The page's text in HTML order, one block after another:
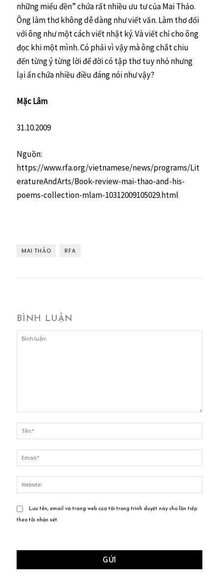
những miếu đền” chứa rất nhiều ưu tư của Mai Thảo.
Ông làm thơ không dễ dàng như viết văn. Làm thơ đối
với ông như một cách viết nhật ký. Và viết chỉ cho ông
đọc khi một mình. Có phải vì vậy mà ông chắt chiu
đến từng ý từng lời để đời có tập thơ tuy nhỏ nhưng
lại ẩn chứa nhiều điều đáng nói như vậy?
Mặc Lâm
31.10.2009
Nguồn:
https://www.rfa.org/vietnamese/news/programs/Lit
eratureAndArts/Book-review-mai-thao-and-his-
poems-collection-mlam-10312009105029.html
MAI THẢO RFA
BÌNH LUẬN
luận:
Lưu tên, email và trang web của tôi trong trình duyệt này cho lần tiếp
theo tôi nhận xét.